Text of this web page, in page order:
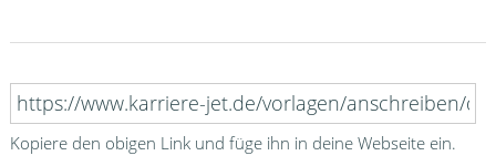
Kopiere den obigen Link und füge ihn in deine Webseite ein.